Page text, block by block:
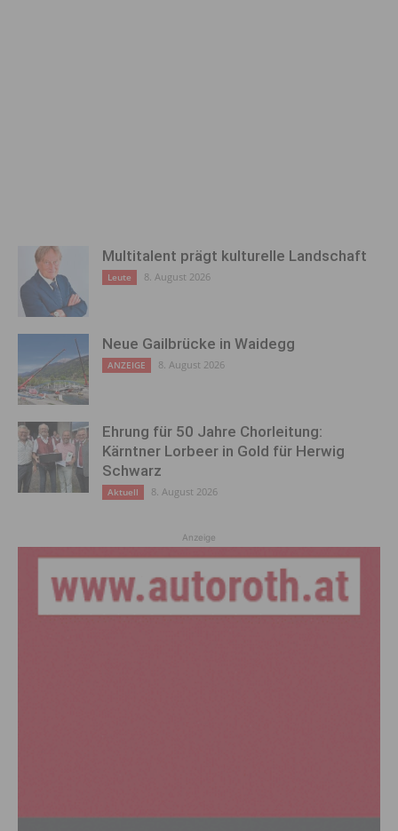
Multitalent prägt kulturelle Landschaft
Leute 8. August 2026
Neue Gailbrücke in Waidegg
ANZEIGE 8. August 2026
Ehrung für 50 Jahre Chorleitung:
Kärntner Lorbeer in Gold für Herwig
Schwarz
Aktuell 8. August 2026
Anzeige